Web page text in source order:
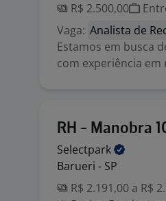
R$ 2.500,00
Vaga: Analista de
Estamos em busca
com experiência
RH - Manobra
Selectpark
Barueri - SP
R$ 2.191,00 a R$